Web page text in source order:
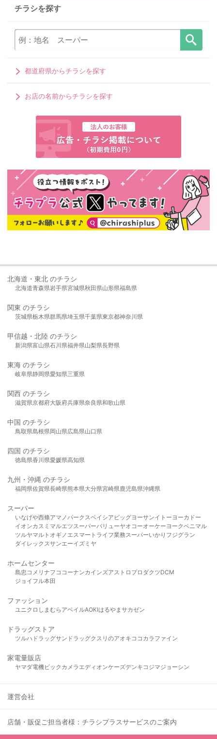
チラシを探す
都道府県からチラシを探す
お店の名前からチラシを探す
北海道・東北 のチラシ
北海道青森県岩手県宮城県秋田県山形県福島県
関東 のチラシ
茨城県栃木県群馬県埼玉県千葉県東京都神奈川県
甲信越・北陸 のチラシ
新潟県富山県石川県福井県山梨県長野県
東海 のチラシ
岐阜県静岡県愛知県三重県
関西 のチラシ
滋賀県京都府大阪府兵庫県奈良県和歌山県
中国 のチラシ
鳥取県島根県岡山県広島県山口県
四国 のチラシ
徳島県香川県愛媛県高知県
九州・沖縄 のチラシ
福岡県佐賀県長崎県熊本県大分県宮崎県鹿児島県沖縄県
スーパー
いなげや西條アマノパークスベイシア ビッグヨーサンイトーヨーカドー
イオンカスミ マルエツスーパーバリューヤオコーオーケー ヨークベニマル
ツルヤマルト オギノ エスマート ライフ業務スーパーいかり フジグラン
ダイレックスサンエーイズミヤ
ホームセンター
島忠 コメリ ナフコ コーナンカインズアストロプロダクツDCM
ジョイフル本田
ファッション
ユニクロ しまむら アベイルAOKIはるやま サカゼン
ドラッグストア
ツルハドラッグサンドラッグクスリのアオキ ココカラファイン
家電量販店
ヤマダ電機ビックカメラ エディオンケーズデンキ コジマジョーシン
運営会社
店舗・販促ご担当者様：チラシプラスサービスのご案内